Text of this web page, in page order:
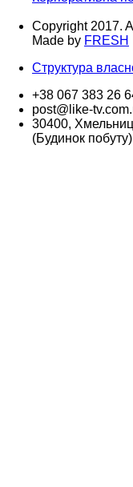
Copyright 2017.
Made by FRESH
Структура
+38 067 383 26
post@like-
30400,
(Будинок